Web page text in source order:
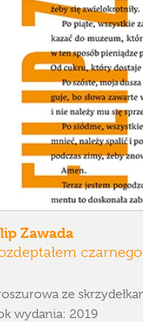
Zawada
ze
wydania: 2019